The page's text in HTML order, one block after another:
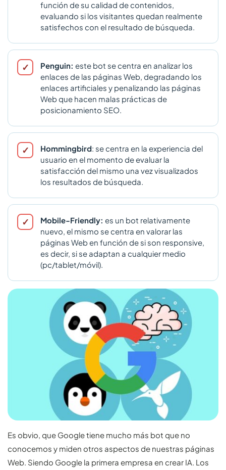
función de su calidad de contenidos,
evaluando si los visitantes quedan realmente
satisfechos con el resultado de búsqueda.
Penguin: este bot se centra en analizar los
enlaces de las páginas Web, degradando los
enlaces artificiales y penalizando las páginas
Web que hacen malas prácticas de
posicionamiento SEO.
Hommingbird: se centra en la experiencia del
usuario en el momento de evaluar la
satisfacción del mismo una vez visualizados
los resultados de búsqueda.
Mobile-Friendly: es un bot relativamente
nuevo, el mismo se centra en valorar las
páginas Web en función de si son responsive,
es decir, si se adaptan a cualquier medio
(pc/tablet/móvil).
Es obvio, que Google tiene mucho más bot que no
conocemos y miden otros aspectos de nuestras páginas
Web. Siendo Google la primera empresa en crear IA. Los